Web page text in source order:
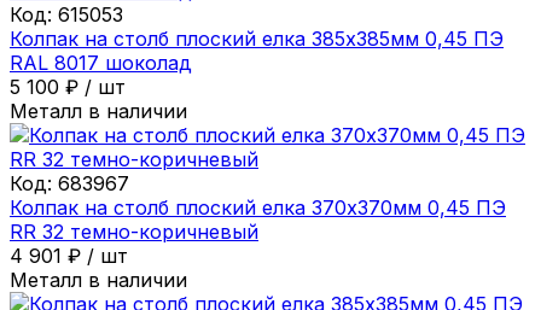
Код: 615053
Колпак на столб плоский елка 385х385мм 0,45 ПЭ
RAL 8017 шоколад
5 100 ₽ / шт
Металл в наличии
Код: 683967
Колпак на столб плоский елка 370х370мм 0,45 ПЭ
RR 32 темно-коричневый
4 901 ₽ / шт
Металл в наличии